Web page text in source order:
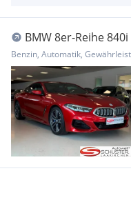
BMW 8er-Reihe
Benzin, Automatik,